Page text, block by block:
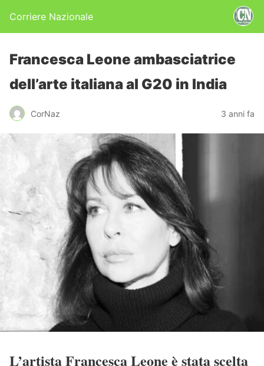
Corriere Nazionale
Francesca Leone ambasciatrice
dell’arte italiana al G20 in India
CorNaz 3 anni fa
L’artista Francesca Leone è stata scelta